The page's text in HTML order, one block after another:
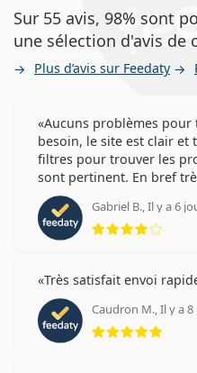
Sur 55 avis, 98% sont
une sélection d'avis de
Plus d’avis sur Feedaty
Aucuns problèmes pour
besoin, le site est clair et
filtres pour trouver les
sont pertinent. En bref
Gabriel B., Il y a 6
Très satisfait envoi
Caudron M., Il y a